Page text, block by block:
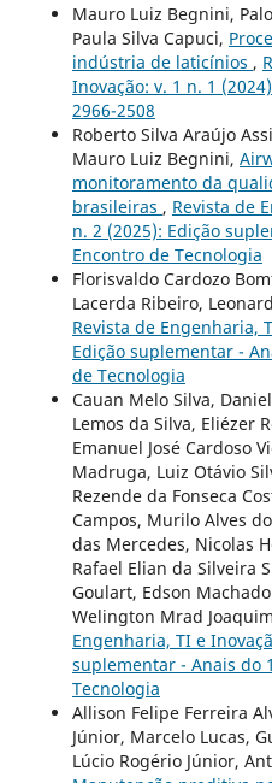
Mauro Luiz Begnini,
Paula Silva Capuci,
indústria de laticínios ,
Inovação: v. 1 n. 1
2966-2508
Roberto Silva Araújo
Mauro Luiz Begnini,
monitoramento da
brasileiras , Revista de
n. 2 (2025): Edição
Encontro de Tecnologia
Florisvaldo Cardozo
Lacerda Ribeiro,
Revista de Engenharia,
Edição suplementar -
de Tecnologia
Cauan Melo Silva,
Lemos da Silva, Eliézer
Emanuel José Cardoso
Madruga, Luiz Otávio
Rezende da Fonseca
Campos, Murilo Alves
das Mercedes, Nicolas
Rafael Elian da Silveira
Goulart, Edson
Welington Mrad
Engenharia, TI e
suplementar - Anais do
Tecnologia
Allison Felipe Ferreira
Júnior, Marcelo Lucas,
Lúcio Rogério Júnior,